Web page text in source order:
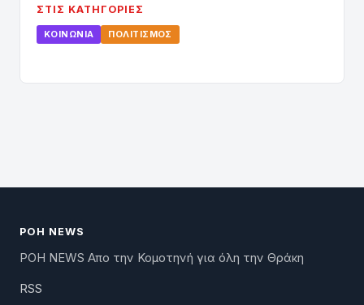
ΣΤΙΣ ΚΑΤΗΓΟΡΊΕΣ
ΚΟΙΝΩΝΊΑ ΠΟΛΙΤΙΣΜΌΣ
ΡΟΗ NEWS
ΡΟΗ NEWS Απο την Κομοτηνή για όλη την Θράκη
RSS